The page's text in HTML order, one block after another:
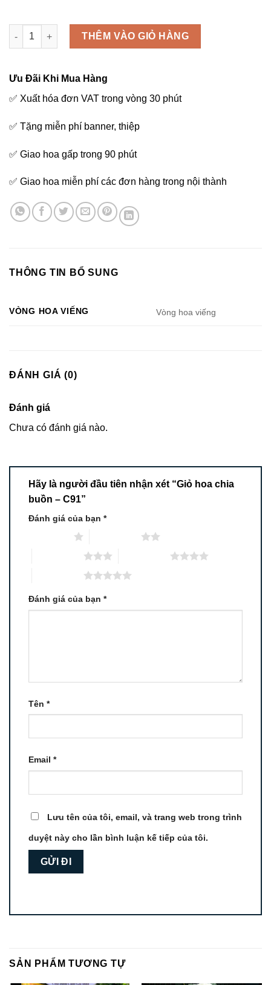
Giỏ hoa chia buồn - C91 số lượng
THÊM VÀO GIỎ HÀNG
Ưu Đãi Khi Mua Hàng
✅ Xuất hóa đơn VAT trong vòng 30 phút
✅ Tặng miễn phí banner, thiệp
✅ Giao hoa gấp trong 90 phút
✅ Giao hoa miễn phí các đơn hàng trong nội thành
THÔNG TIN BỔ SUNG
VÒNG HOA VIẾNG Vòng hoa viếng
ĐÁNH GIÁ (0)
Đánh giá
Chưa có đánh giá nào.
Hãy là người đầu tiên nhận xét “Giỏ hoa chia
buồn – C91”
Đánh giá của bạn *
Đánh giá của bạn *
Tên *
Email *
Lưu tên của tôi, email, và trang web trong trình
duyệt này cho lần bình luận kế tiếp của tôi.
SẢN PHẨM TƯƠNG TỰ